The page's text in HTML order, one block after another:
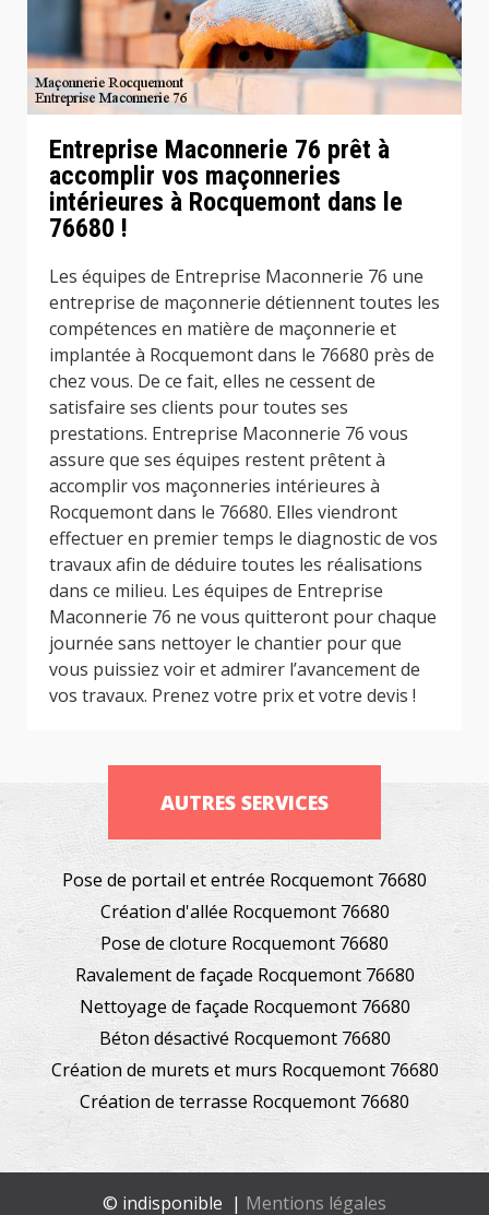
Entreprise Maconnerie 76 prêt à
accomplir vos maçonneries
intérieures à Rocquemont dans le
76680 !
Les équipes de Entreprise Maconnerie 76 une
entreprise de maçonnerie détiennent toutes les
compétences en matière de maçonnerie et
implantée à Rocquemont dans le 76680 près de
chez vous. De ce fait, elles ne cessent de
satisfaire ses clients pour toutes ses
prestations. Entreprise Maconnerie 76 vous
assure que ses équipes restent prêtent à
accomplir vos maçonneries intérieures à
Rocquemont dans le 76680. Elles viendront
effectuer en premier temps le diagnostic de vos
travaux afin de déduire toutes les réalisations
dans ce milieu. Les équipes de Entreprise
Maconnerie 76 ne vous quitteront pour chaque
journée sans nettoyer le chantier pour que
vous puissiez voir et admirer l’avancement de
vos travaux. Prenez votre prix et votre devis !
AUTRES SERVICES
Pose de portail et entrée Rocquemont 76680
Création d'allée Rocquemont 76680
Pose de cloture Rocquemont 76680
Ravalement de façade Rocquemont 76680
Nettoyage de façade Rocquemont 76680
Béton désactivé Rocquemont 76680
Création de murets et murs Rocquemont 76680
Création de terrasse Rocquemont 76680
© indisponible | Mentions légales